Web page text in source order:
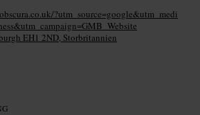
?utm_source=google&utm_medi
EH1 2ND, Storbritannien